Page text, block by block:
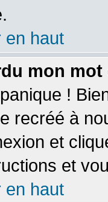
en haut
mon mot
!
recréé à
et
et
en haut